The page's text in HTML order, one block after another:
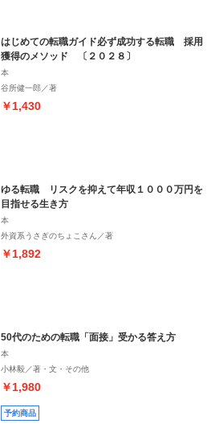
はじめての転職ガイド必ず成功する転職 採用
獲得のメソッド 〔２０２８〕
本
谷所健一郎／著
￥1,430
ゆる転職 リスクを抑えて年収１０００万円を
目指せる生き方
本
外資系うさぎのちょこさん／著
￥1,892
50代のための転職「面接」受かる答え方
本
小林毅／著・文・その他
￥1,980
予約商品